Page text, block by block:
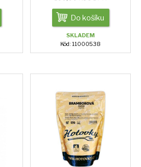
Do košíku
SKLADEM
Kód: 11000538